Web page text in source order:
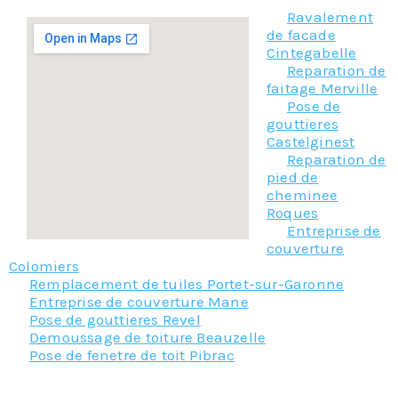
Ravalement
de facade
Cintegabelle
Reparation de
faitage Merville
Pose de
gouttieres
Castelginest
Reparation de
pied de
cheminee
Roques
Entreprise de
couverture
Colomiers
Remplacement de tuiles Portet-sur-Garonne
Entreprise de couverture Mane
Pose de gouttieres Revel
Demoussage de toiture Beauzelle
Pose de fenetre de toit Pibrac